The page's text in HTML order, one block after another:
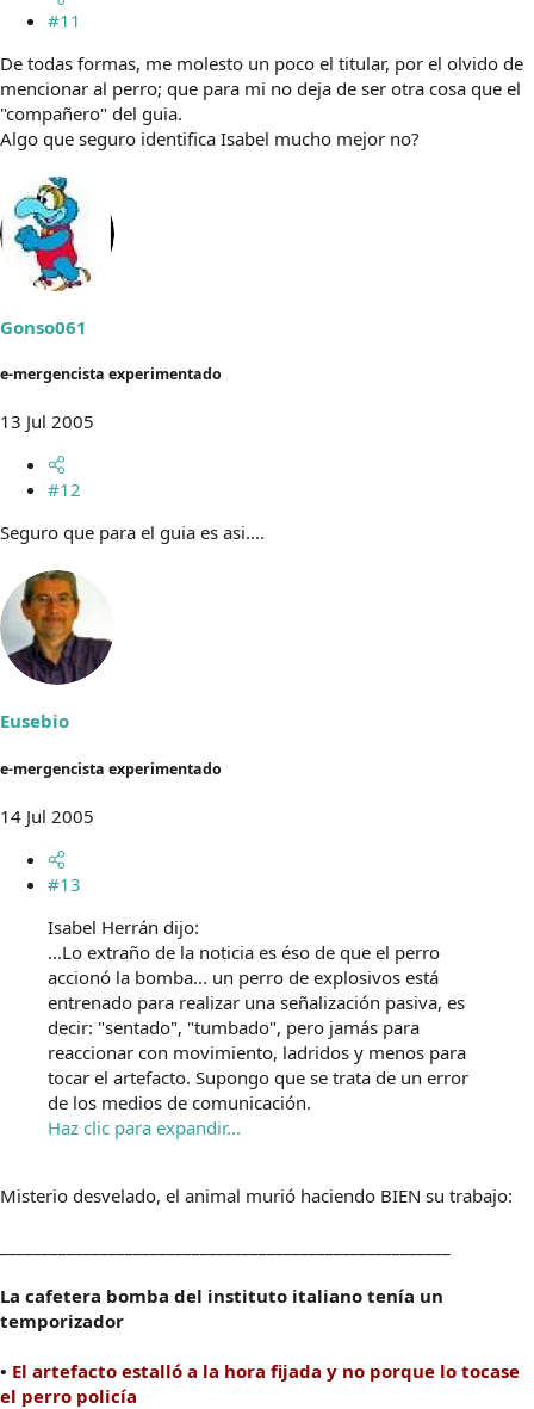
#11
De todas formas, me molesto un poco el titular, por el olvido de
mencionar al perro; que para mi no deja de ser otra cosa que el
"compañero" del guia.
Algo que seguro identifica Isabel mucho mejor no?
Gonso061
e-mergencista experimentado
13 Jul 2005
#12
Seguro que para el guia es asi....
Eusebio
e-mergencista experimentado
14 Jul 2005
#13
Isabel Herrán dijo:
...Lo extraño de la noticia es éso de que el perro
accionó la bomba... un perro de explosivos está
entrenado para realizar una señalización pasiva, es
decir: "sentado", "tumbado", pero jamás para
reaccionar con movimiento, ladridos y menos para
tocar el artefacto. Supongo que se trata de un error
de los medios de comunicación.
Haz clic para expandir...
Misterio desvelado, el animal murió haciendo BIEN su trabajo:
La cafetera bomba del instituto italiano tenía un
temporizador
• El artefacto estalló a la hora fijada y no porque lo tocase
el perro policía